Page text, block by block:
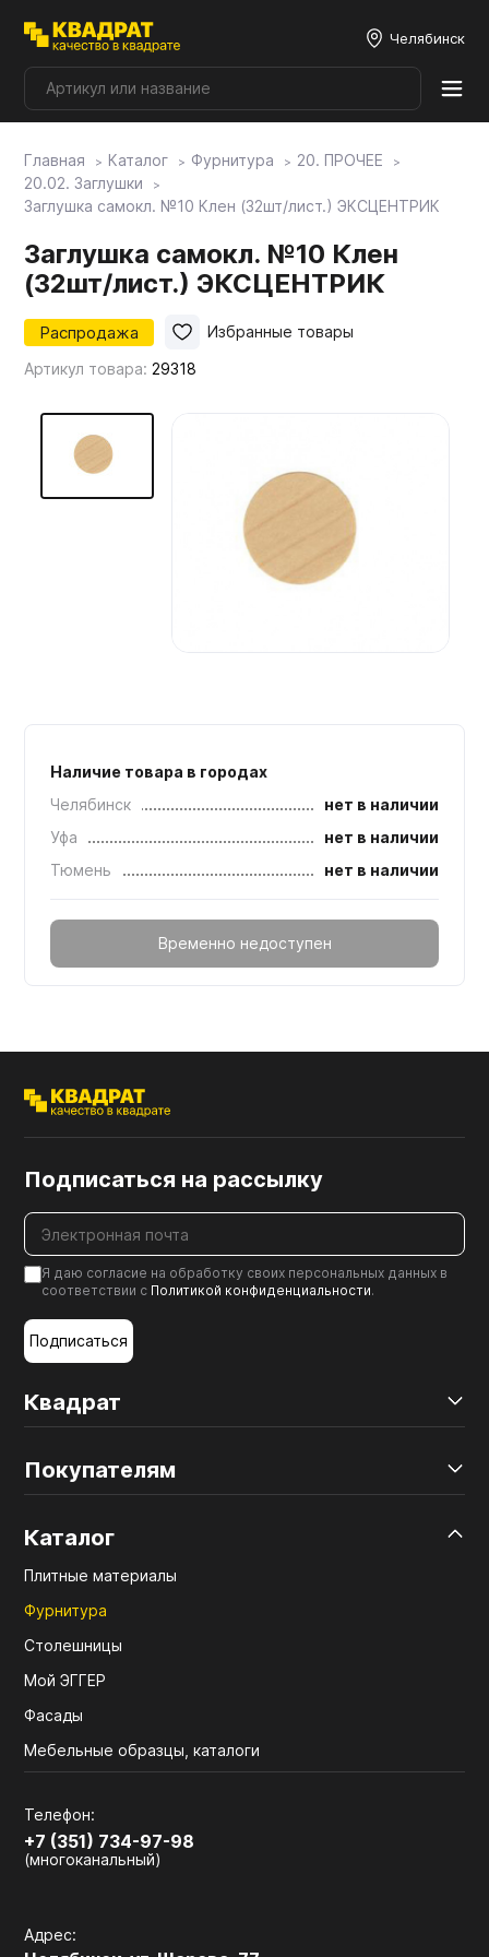
Челябинск
Плитные материалы
Мой ЭГГЕР
Фасады
Мебельные образцы, каталоги
Главная Каталог Фурнитура
20. ПРОЧЕЕ
20.02. Заглушки
Заглушка самокл. №10 Клен (32шт/лист.) ЭКСЦЕНТРИК
Заглушка самокл. №10 Клен
(32шт/лист.) ЭКСЦЕНТРИК
Распродажа
Артикул товара: 29318
Избранные товары
Наличие товара в городах
Челябинск
нет в наличии
Уфа
нет в наличии
Тюмень
нет в наличии
Временно недоступен
Квадрат
Покупателям
Каталог
Плитные материалы
Фурнитура
Столешницы
Мой ЭГГЕР
Фасады
Мебельные образцы, каталоги
Телефон:
+7 (351) 734-97-98
(многоканальный)
Адрес:
Подписаться на рассылку
Я даю согласие на обработку своих персональных данных в
соответствии с Политикой конфиденциальности.
Подписаться